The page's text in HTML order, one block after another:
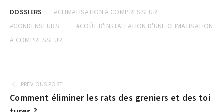
DOSSIERS
#CLIMATISATION À COMPRESSEUR
#CONDENSEURS
#COÛT D'INSTALLATION D'UNE CLIMATISATION
À COMPRESSEUR
PREVIOUS POST
Comment éliminer les rats des greniers et des toi